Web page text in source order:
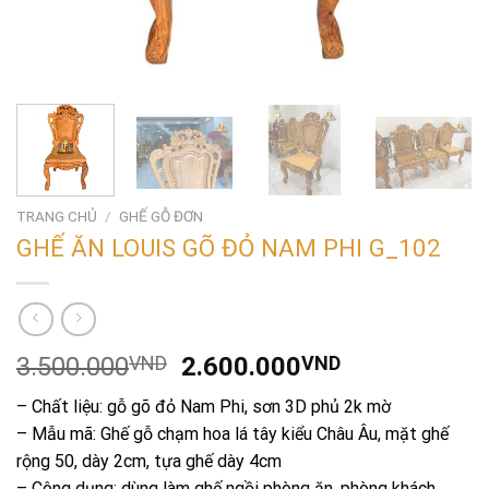
TRANG CHỦ / GHẾ GỖ ĐƠN
GHẾ ĂN LOUIS GÕ ĐỎ NAM PHI G_102
3.500.000VND
Giá
gốc
là:
3.500.000VND.
2.600.000VNDGiá
hiện
tại
là:
– Chất liệu: gỗ gõ đỏ Nam Phi, sơn 3D phủ 2k mờ
– Mẫu mã: Ghế gỗ chạm hoa lá tây kiểu Châu Âu, mặt ghế
rộng 50, dày 2cm, tựa ghế dày 4cm